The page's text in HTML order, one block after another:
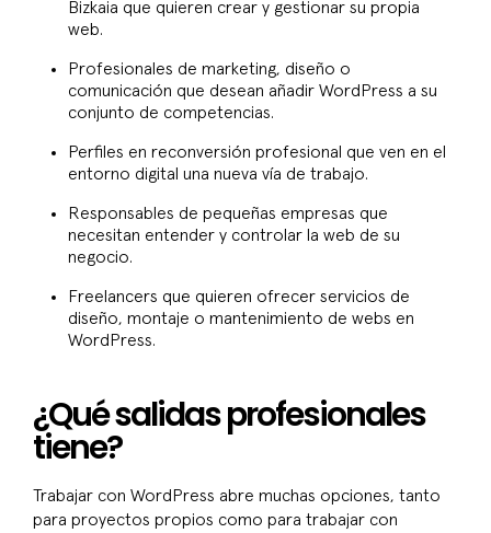
Bizkaia que quieren crear y gestionar su propia
web.
Profesionales de marketing, diseño o
comunicación que desean añadir WordPress a su
conjunto de competencias.
Perfiles en reconversión profesional que ven en el
entorno digital una nueva vía de trabajo.
Responsables de pequeñas empresas que
necesitan entender y controlar la web de su
negocio.
Freelancers que quieren ofrecer servicios de
diseño, montaje o mantenimiento de webs en
WordPress.
¿Qué salidas profesionales
tiene?
Trabajar con WordPress abre muchas opciones, tanto
para proyectos propios como para trabajar con